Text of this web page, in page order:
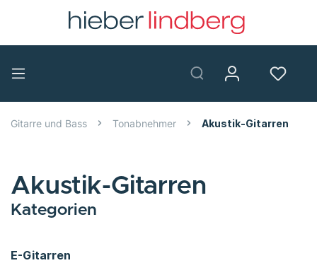
Gitarre und Bass Tonabnehmer Akustik-Gitarren
Akustik-Gitarren
Kategorien
E-Gitarren